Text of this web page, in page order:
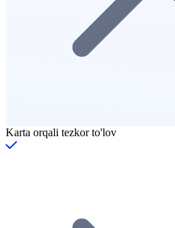
Karta orqali tezkor to'lov